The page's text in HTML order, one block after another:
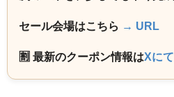
セール会場はこちら → URL
🈹 最新のクーポン情報はXにて